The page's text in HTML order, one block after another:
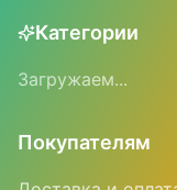
Категории
Загружаем...
Покупателям